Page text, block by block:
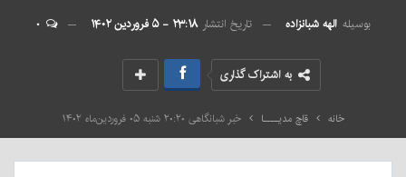
بوسیله الهه شبانزاده تاریخ انتشار ۲۳:۱۸ - ۵ فروردین ۱۴۰۲ ۰
به اشتراک گذاری
خانه قاچ مدیــــا خبر شبانگاهی ٢۰:٢٠ شنبه ۰۵ فروردین‌ماه ۱۴۰۲